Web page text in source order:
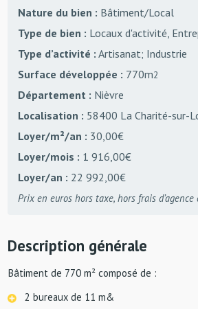
Nature du bien : Bâtiment/Local
Type de bien : Locaux d'activité,
Type d’activité : Artisanat; Industrie
Surface développée : 770m2
Département : Nièvre
Localisation : 58400 La Charité-sur-
Loyer/m²/an : 30,00€
Loyer/mois : 1 916,00€
Loyer/an : 22 992,00€
Prix en euros hors taxe, hors frais d’agence
Description générale
Bâtiment de 770 m² composé de :
2 bureaux de 11 m&